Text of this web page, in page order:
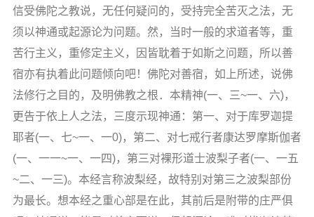
西园法讯
皈依斋戒
义工家园
观世音热线
菩提静修营
教理研究
学报论集
信受佛陀之教说，无任何疑问的，受持完全苦灭之法，无
须以神通或起源论为问题。然，当时一般的求道者等，重
苦行主义，重修定主义，因皆耽着于如斯之问题，所以善
宿亦有执着此问题倾向吧！佛陀对善宿，如上所述，说佛
法修行之目的，及明佛教之根．本精神(一、三~一、六)，
更告于依上人之法，三度示现神通：第一、对于库罗迦提
耶者(一、七~一、一0)，第二、对七戒行者康达罗摩斯伽者
(一、一一~一、一四)，第三对裸形道士波梨子者(一、一五
~二、一三)。本经言称波梨经，故特别对第三之波梨部份
为最长。想本经之重心部是在此，其前后是附带的庄严俱